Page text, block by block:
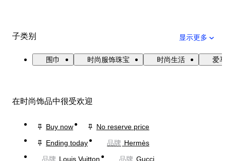
子类别 显示更多
围巾 时尚服饰珠宝 时尚生活 爱
在时尚饰品中很受欢迎
Buy now
No reserve price
Ending today
品牌 Hermès
品牌 Louis Vuitton 品牌 Gucci